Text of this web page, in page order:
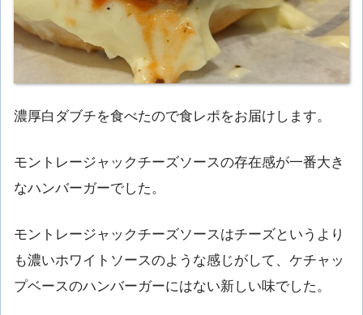
濃厚白ダブチを食べたので食レポをお届けします。
モントレージャックチーズソースの存在感が一番大き
なハンバーガーでした。
モントレージャックチーズソースはチーズというより
も濃いホワイトソースのような感じがして、ケチャッ
プベースのハンバーガーにはない新しい味でした。